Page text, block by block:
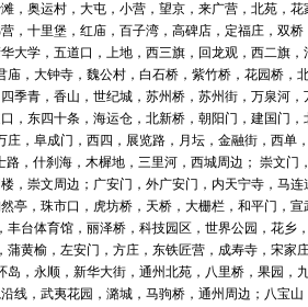
，奥运村，大屯，小营，望京，来广营，北苑，
，十里堡，红庙，百子湾，高碑店，定福庄，双
大学，五道口，上地，西三旗，回龙观，西二旗
庙，大钟寺，魏公村，白石桥，紫竹桥，花园桥
季青，香山，世纪城，苏州桥，苏州街，万泉河
，东四十条，海运仓，北新桥，朝阳门，建国门
庄，阜成门，西四，展览路，月坛，金融街，西
路，什刹海，木樨地，三里河，西城周边； 崇文
，崇文周边；广安门，外广安门，内天宁寺，马
亭，珠市口，虎坊桥，天桥，大栅栏，和平门，
丰台体育馆，丽泽桥，科技园区，世界公园，花
蒲黄榆，左安门，方庄，东铁匠营，成寿寺，宋
岛，永顺，新华大街，通州北苑，八里桥，果园
线，武夷花园，潞城，马驹桥，通州周边；八宝